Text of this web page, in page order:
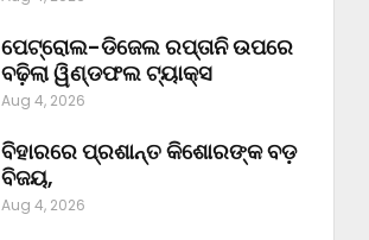
ପେଟ୍ରୋଲ-ଡିଜେଲ ରପ୍ତାନି ଉପରେ
ବଢ଼ିଲା ୱିଣ୍ଡଫଲ ଟ୍ୟାକ୍ସ
Aug 4, 2026
ବିହାରରେ ପ୍ରଶାନ୍ତ କିଶୋରଙ୍କ ବଡ଼
ବିଜୟ,
Aug 4, 2026